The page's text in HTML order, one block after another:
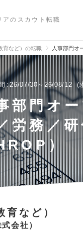
アのスカウト転職
育など）の転職 人事部門オ
26/07/30～26/08/12
部門オ
労務／
）
育など）
式会社